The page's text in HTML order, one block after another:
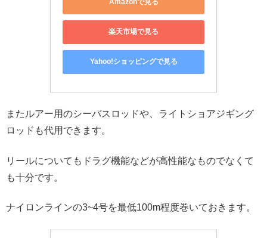
Amazonで見る
楽天市場で見る
Yahoo!ショッピングで見る
またルアー用のシーバスロッドや、ライトショアジギング
ロッドも代用できます。
リールについてもドラグ機能などが高性能なものでなくて
も十分です。
ナイロンラインの3~4号を最低100m程度巻いておきます。